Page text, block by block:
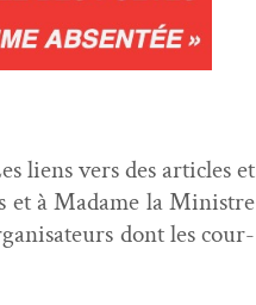
liens vers des arti­cles et
et à Madame la Min­istre
dont les cour­